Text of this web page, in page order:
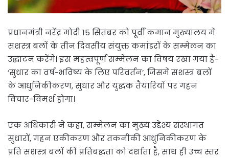
प्रधानमंत्री नरेंद्र मोदी 15 सितंबर को पूर्वी कमान मुख्यालय में
सशस्त्र बलों के तीन दिवसीय संयुक्त कमांडरों के सम्मेलन का
उद्घाटन करेंगे। इस महत्वपूर्ण सम्मेलन का विषय रखा गया है-
‘सुधार का वर्ष-भविष्य के लिए परिवर्तन’, जिसमें सशस्त्र बलों
के आधुनिकीकरण, सुधार और युद्धक तैयारियों पर गहन
विचार-विमर्श होगा।
एक अधिकारी ने कहा, सम्मेलन का मुख्य उद्देश्य संस्थागत
सुधारों, गहन एकीकरण और तकनीकी आधुनिकीकरण के
प्रति सशस्त्र बलों की प्रतिबद्धता को दर्शाता है, साथ ही उच्च स्तर